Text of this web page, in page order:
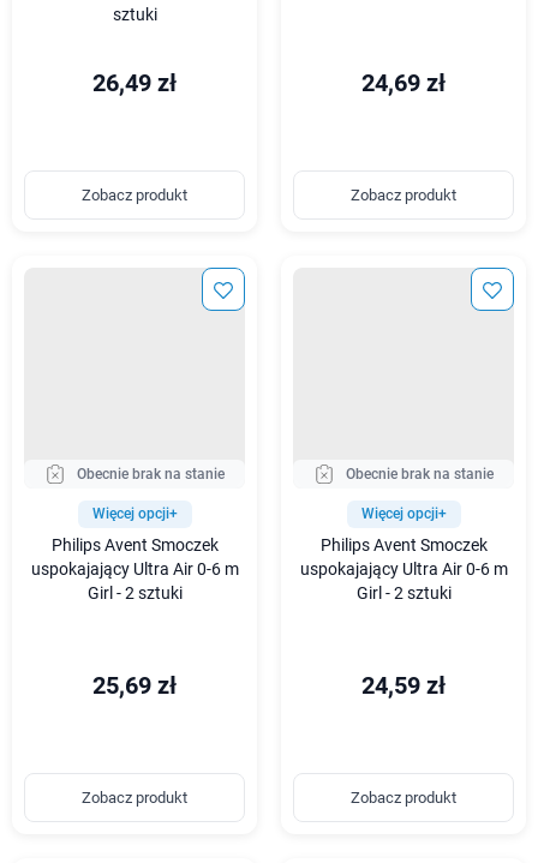
sztuki
26,49 zł
Zobacz produkt
24,69 zł
Zobacz produkt
Obecnie brak na stanie
Więcej opcji+
Philips Avent Smoczek
uspokajający Ultra Air 0-6 m
Girl - 2 sztuki
25,69 zł
Zobacz produkt
Obecnie brak na stanie
Więcej opcji+
Philips Avent Smoczek
uspokajający Ultra Air 0-6 m
Girl - 2 sztuki
24,59 zł
Zobacz produkt